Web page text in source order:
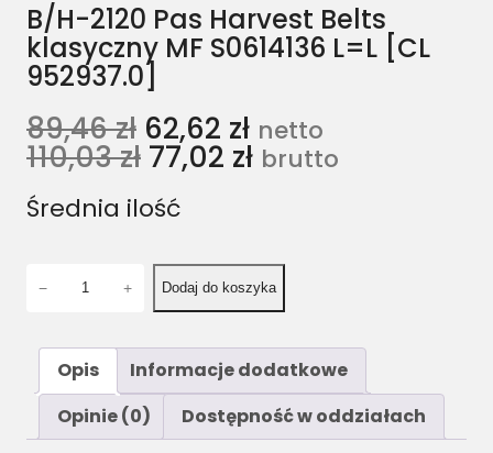
B/H-2120 Pas Harvest Belts
klasyczny MF S0614136 L=L [CL
952937.0]
89,46zł 62,62 zł netto
110,03zł 77,02 zł brutto
Średnia ilość
/
− + Dodaj do koszyka
Opis
Informacje dodatkowe
Opinie (0)
Dostępność w oddziałach